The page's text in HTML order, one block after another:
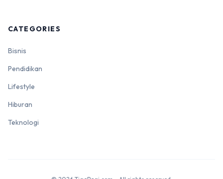
CATEGORIES
Bisnis
Pendidikan
Lifestyle
Hiburan
Teknologi